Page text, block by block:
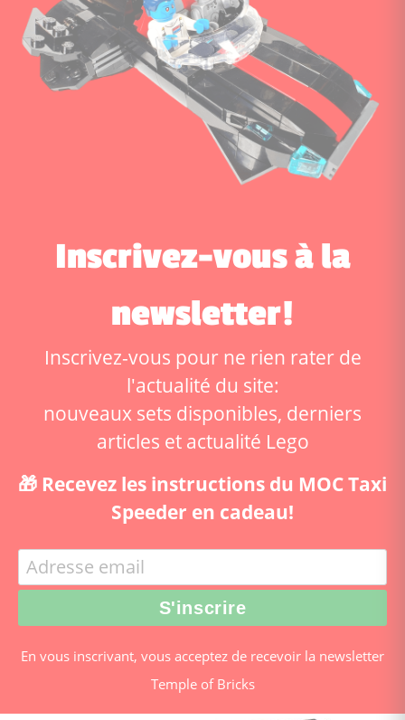
Inscrivez-vous à la
newsletter!
Inscrivez-vous pour ne rien rater de
l'actualité du site:
nouveaux sets disponibles, derniers
articles et actualité Lego
🎁 Recevez les instructions du MOC Taxi
Speeder en cadeau!
En vous inscrivant, vous acceptez de recevoir la newsletter
Temple of Bricks